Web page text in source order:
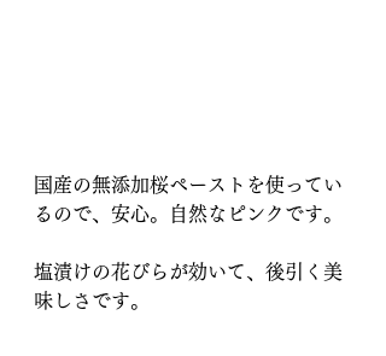
国産の無添加桜ペーストを使ってい
るので、安心。自然なピンクです。
塩漬けの花びらが効いて、後引く美
味しさです。